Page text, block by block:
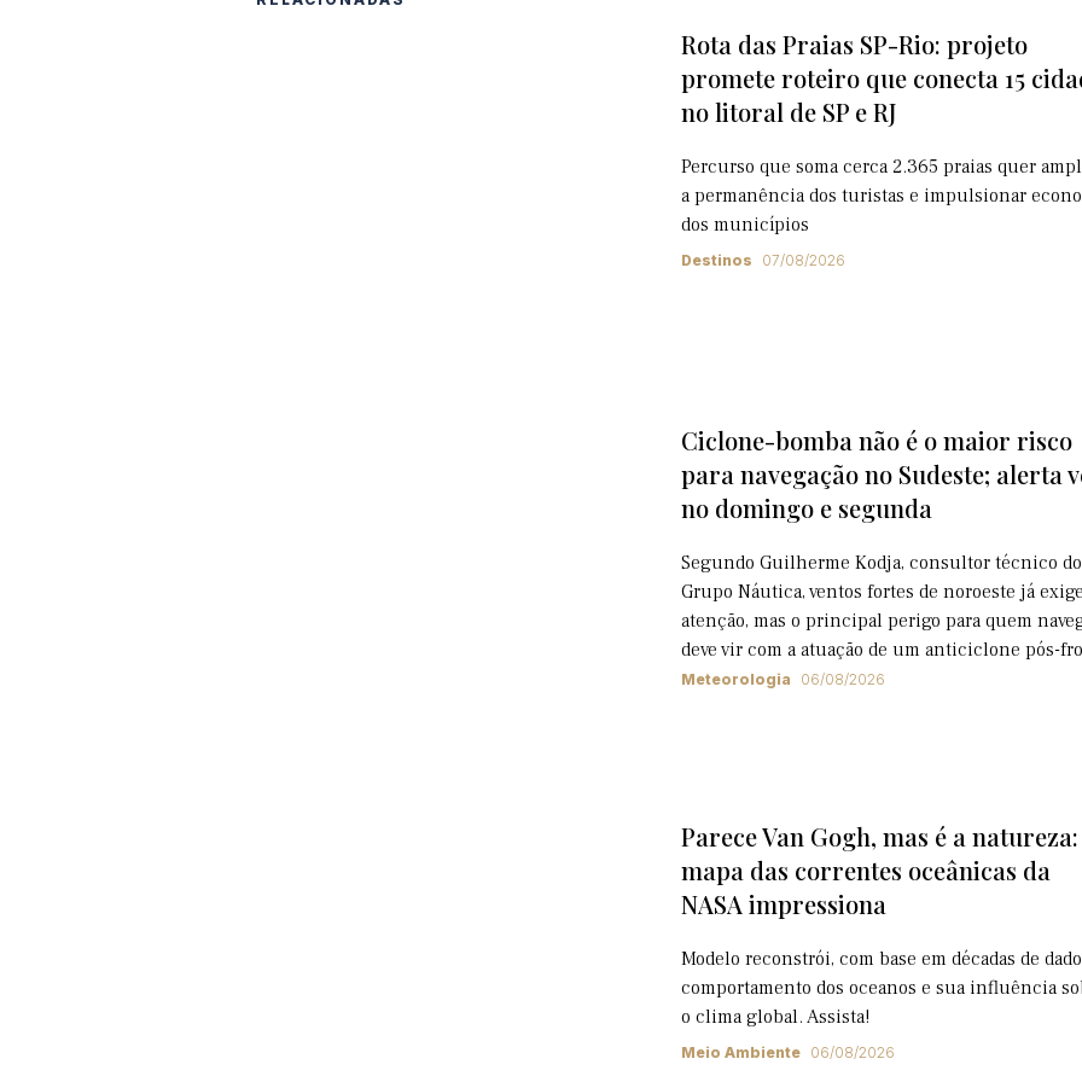
Rota das Praias SP-Rio: projeto
promete roteiro que conecta 15
no litoral de SP e RJ
Percurso que soma cerca 2.365 praias quer
a permanência dos turistas e impulsionar
dos municípios
Destinos 07/08/2026
Ciclone-bomba não é o maior risco
para navegação no Sudeste; alerta
no domingo e segunda
Segundo Guilherme Kodja, consultor técnico do
Grupo Náutica, ventos fortes de noroeste já
atenção, mas o principal perigo para quem
deve vir com a atuação de um anticiclone pós-
Meteorologia 06/08/2026
Parece Van Gogh, mas é a natureza:
mapa das correntes oceânicas da
NASA impressiona
Modelo reconstrói, com base em décadas de
comportamento dos oceanos e sua influência
o clima global. Assista!
Meio Ambiente 06/08/2026